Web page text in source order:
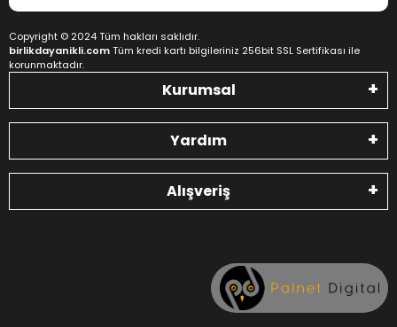
Copyright © 2024 Tüm hakları saklıdır.
birlikdayanikli.comTüm kredi kartı bilgileriniz 256bit SSL Sertifikası ile
korunmaktadır.
Kurumsal
Yardım
Alışveriş